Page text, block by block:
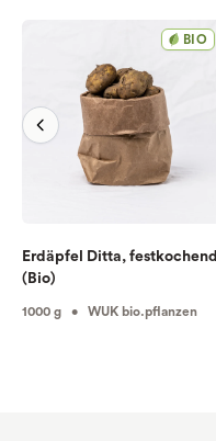
BIO
Erdäpfel Ditta, festkochend
(Bio)
1000 g • WUK bio.pflanzen